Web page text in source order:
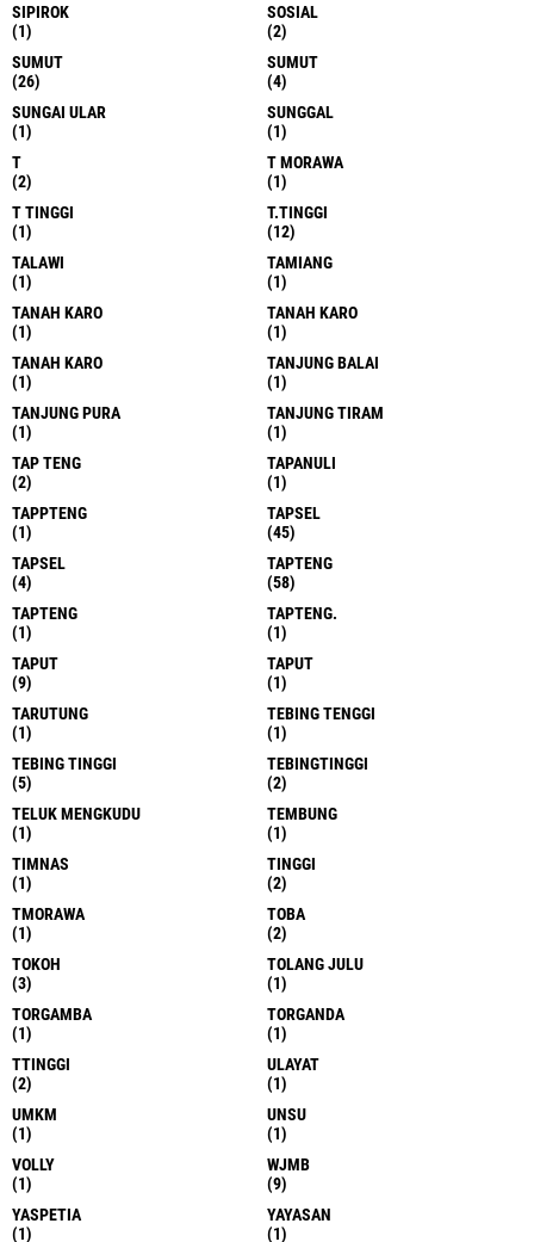
SIPIROK
(1)
SOSIAL
(2)
SUMUT
(26)
SUMUT
(4)
SUNGAI ULAR
(1)
SUNGGAL
(1)
T
(2)
T MORAWA
(1)
T TINGGI
(1)
T.TINGGI
(12)
TALAWI
(1)
TAMIANG
(1)
TANAH KARO
(1)
TANAH KARO
(1)
TANAH KARO
(1)
TANJUNG BALAI
(1)
TANJUNG PURA
(1)
TANJUNG TIRAM
(1)
TAP TENG
(2)
TAPANULI
(1)
TAPPTENG
(1)
TAPSEL
(45)
TAPSEL
(4)
TAPTENG
(58)
TAPTENG
(1)
TAPTENG.
(1)
TAPUT
(9)
TAPUT
(1)
TARUTUNG
(1)
TEBING TENGGI
(1)
TEBING TINGGI
(5)
TEBINGTINGGI
(2)
TELUK MENGKUDU
(1)
TEMBUNG
(1)
TIMNAS
(1)
TINGGI
(2)
TMORAWA
(1)
TOBA
(2)
TOKOH
(3)
TOLANG JULU
(1)
TORGAMBA
(1)
TORGANDA
(1)
TTINGGI
(2)
ULAYAT
(1)
UMKM
(1)
UNSU
(1)
VOLLY
(1)
WJMB
(9)
YASPETIA
(1)
YAYASAN
(1)